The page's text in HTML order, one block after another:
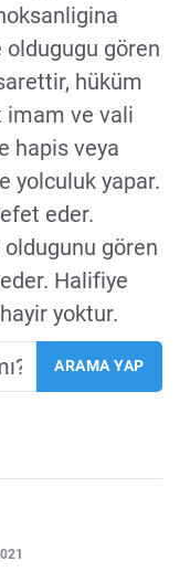
gören
hüküm
imam ve vali
hapis veya
yolculuk yapar.
eder.
gören
Halifiye
yoktur.